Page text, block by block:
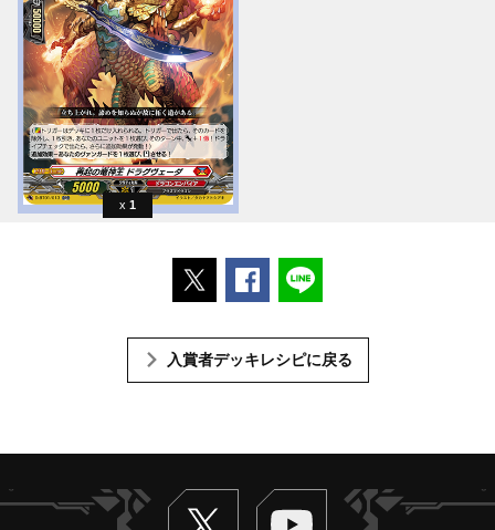
1
ポストするFacebookでシェアする
入賞者デッキレシピに戻る
Twitter ヴァンガードch